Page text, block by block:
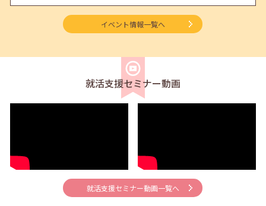
【帯広・対面】2月6日（金）就勝塾 自己分析 ～自分を知って就職活動
～ 14:00～14:40
【函館・対面】2月10日（火）就勝塾 落ち込んだ気分をコントロール
2026年02月01日(日) 在職者
【釧路・対面】2月12日（木）就勝塾 仕事で使えるWord講座 13:30～
イベント情報一覧へ
就活支援セミナー動画
就活支援セミナー動画一覧へ